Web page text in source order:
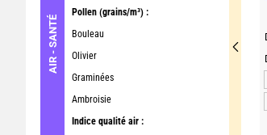
AIR - SANTÉ
Pollen (grains/m³) :
Bouleau
Olivier
Graminées
Ambroisie
Indice qualité air :